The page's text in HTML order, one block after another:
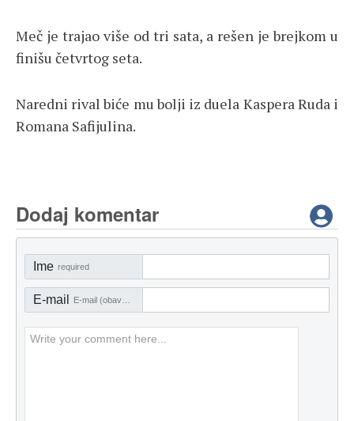
Meč je trajao više od tri sata, a rešen je brejkom u
finišu četvrtog seta.
Naredni rival biće mu bolji iz duela Kaspera Ruda i
Romana Safijulina.
Dodaj komentar
Ime required
E-mail